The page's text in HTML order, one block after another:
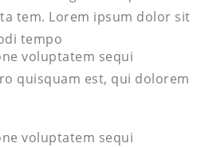
tem. Lorem ipsum dolor sit
tempo
voluptatem sequi
quisquam est, qui dolorem
voluptatem sequi